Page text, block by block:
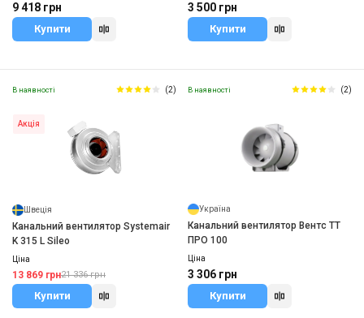
9 418 грн
Купити
3 500 грн
Купити
В наявності (2)
Акція
Швеція
Канальний вентилятор Systemair
K 315 L Sileo
Ціна
13 869 грн21 336 грн
Купити
В наявності (2)
Україна
Канальний вентилятор Вентс ТТ
ПРО 100
Ціна
3 306 грн
Купити